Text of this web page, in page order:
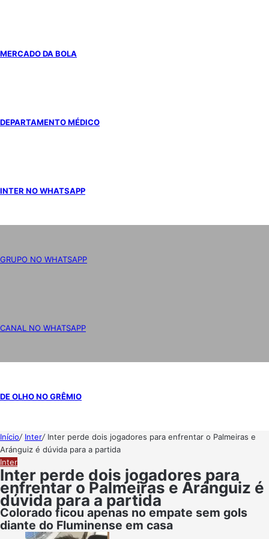
MERCADO DA BOLA
DEPARTAMENTO MÉDICO
INTER NO WHATSAPP
GRUPO NO WHATSAPP
CANAL NO WHATSAPP
DE OLHO NO GRÊMIO
Início/ Inter/ Inter perde dois jogadores para enfrentar o Palmeiras e
Aránguiz é dúvida para a partida
Inter
Inter perde dois jogadores para
enfrentar o Palmeiras e Aránguiz é
dúvida para a partida
Colorado ficou apenas no empate sem gols
diante do Fluminense em casa